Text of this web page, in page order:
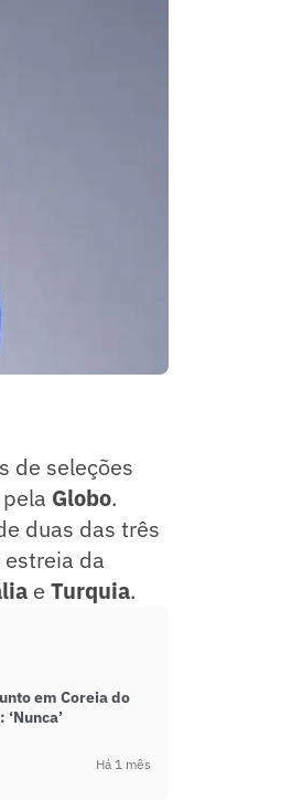
de seleções
Globo.
duas das três
da
e Turquia.
em Coreia do
Há 1 mês